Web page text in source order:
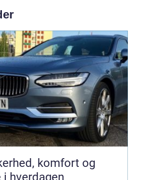
komfort og
hverdagen